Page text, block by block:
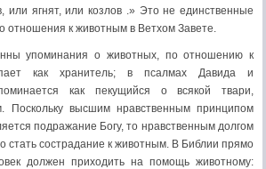
или ягнят, или козлов .» Это не единственные
отношения к животным в Ветхом Завете.
упоминания о животных, по отношению к
как хранитель; в псалмах Давида и
как пекущийся о всякой твари,
Поскольку высшим нравственным принципом
подражание Богу, то нравственным долгом
сострадание к животным. В Библии прямо
должен приходить на помощь животному: